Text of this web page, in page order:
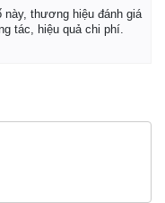
này, thương hiệu đánh giá
tác, hiệu quả chi phí.